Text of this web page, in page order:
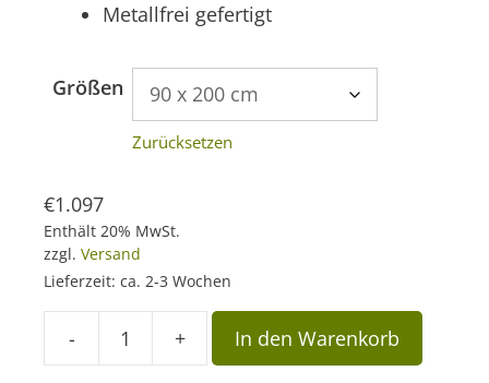
Metallfrei gefertigt
Größen
Zurücksetzen
€1.097
Enthält 20% MwSt.
zzgl. Versand
Lieferzeit: ca. 2-3 Wochen
-
Betteinsatz
+ In den Warenkorb
r
n
a
t
i
e